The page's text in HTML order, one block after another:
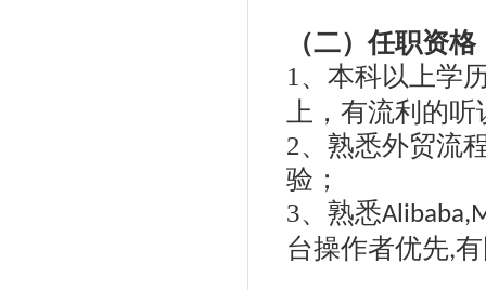
（二）任职资格
1 、本科以上学
上，有流利的
2、熟悉外贸流
验；
3、熟悉
台操作者优先,